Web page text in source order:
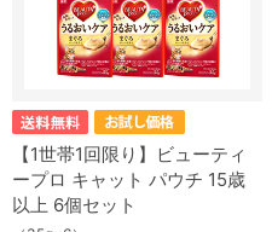
【1世帯1回限り】ビューティ
ープロ キャット パウチ 15歳
以上 6個セット